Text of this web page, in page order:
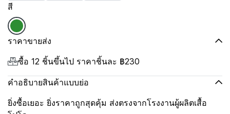
สี
ราคาขายส่ง
ซื้อ 12 ชิ้นขึ้นไป ราคาชิ้นละ ฿230
คำอธิบายสินค้าแบบย่อ
ยิ่งซื้อเยอะ ยิ่งราคาถูกสุดคุ้ม ส่งตรงจากโรงงานผู้ผลิตเสื้อ